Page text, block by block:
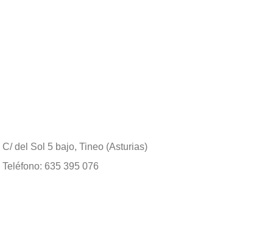
C/ del Sol 5 bajo, Tineo (Asturias)
Teléfono: 635 395 076